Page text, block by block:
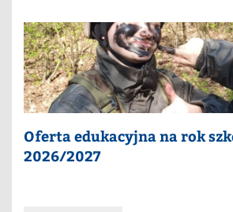
Oferta edukacyjna na rok
2026/2027